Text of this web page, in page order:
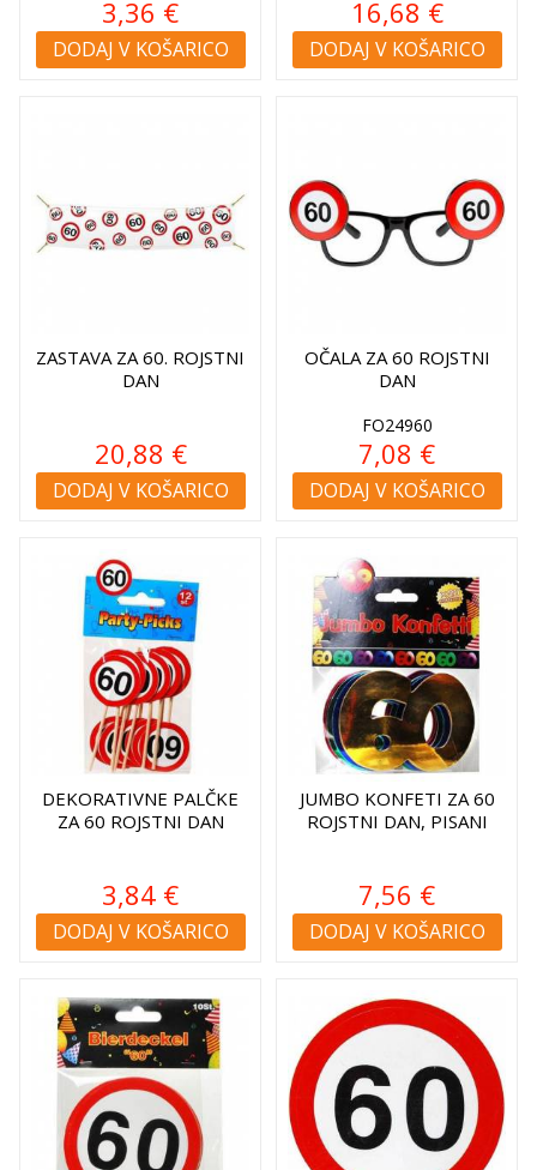
3,36 €
DODAJ V KOŠARICO
16,68 €
DODAJ V KOŠARICO
ZASTAVA ZA 60. ROJSTNI
DAN
20,88 €
DODAJ V KOŠARICO
OČALA ZA 60 ROJSTNI
DAN
FO24960
7,08 €
DODAJ V KOŠARICO
DEKORATIVNE PALČKE
ZA 60 ROJSTNI DAN
3,84 €
DODAJ V KOŠARICO
JUMBO KONFETI ZA 60
ROJSTNI DAN, PISANI
7,56 €
DODAJ V KOŠARICO